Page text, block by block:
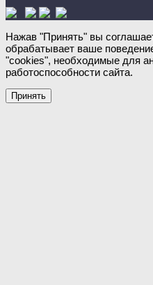
Нажав "Принять" вы
обрабатывает ваше
"cookies", необходимые для
работоспособности сайта.
Принять